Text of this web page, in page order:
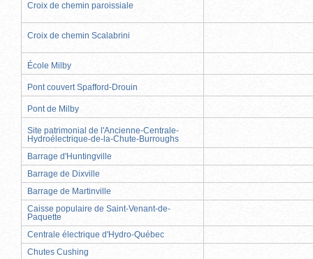
Croix de chemin paroissiale
Croix de chemin Scalabrini
École Milby
Pont couvert Spafford-Drouin
Pont de Milby
Site patrimonial de l'Ancienne-Centrale-
Hydroélectrique-de-la-Chute-Burroughs
Barrage d'Huntingville
Barrage de Dixville
Barrage de Martinville
Caisse populaire de Saint-Venant-de-
Paquette
Centrale électrique d'Hydro-Québec
Chutes Cushing